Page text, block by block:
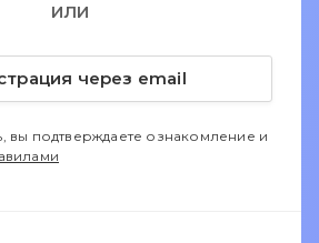
ИЛИ
через email
вы подтверждаете ознакомление и